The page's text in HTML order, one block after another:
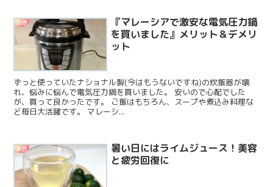
料理
『マレーシアで激安な電気圧力鍋
を買いました』メリット＆デメリ
ット
ずっと使っていたナショナル製(今はもうないですね)の炊飯器が壊
れ、悩みに悩んで電気圧力鍋を買いました。 安いので心配でした
が、買って良かったです。 ご飯はもちろん、スープや煮込み料理な
ど毎日大活躍です。 マレーシ...
美容
暑い日にはライムジュース！美容
と疲労回復に